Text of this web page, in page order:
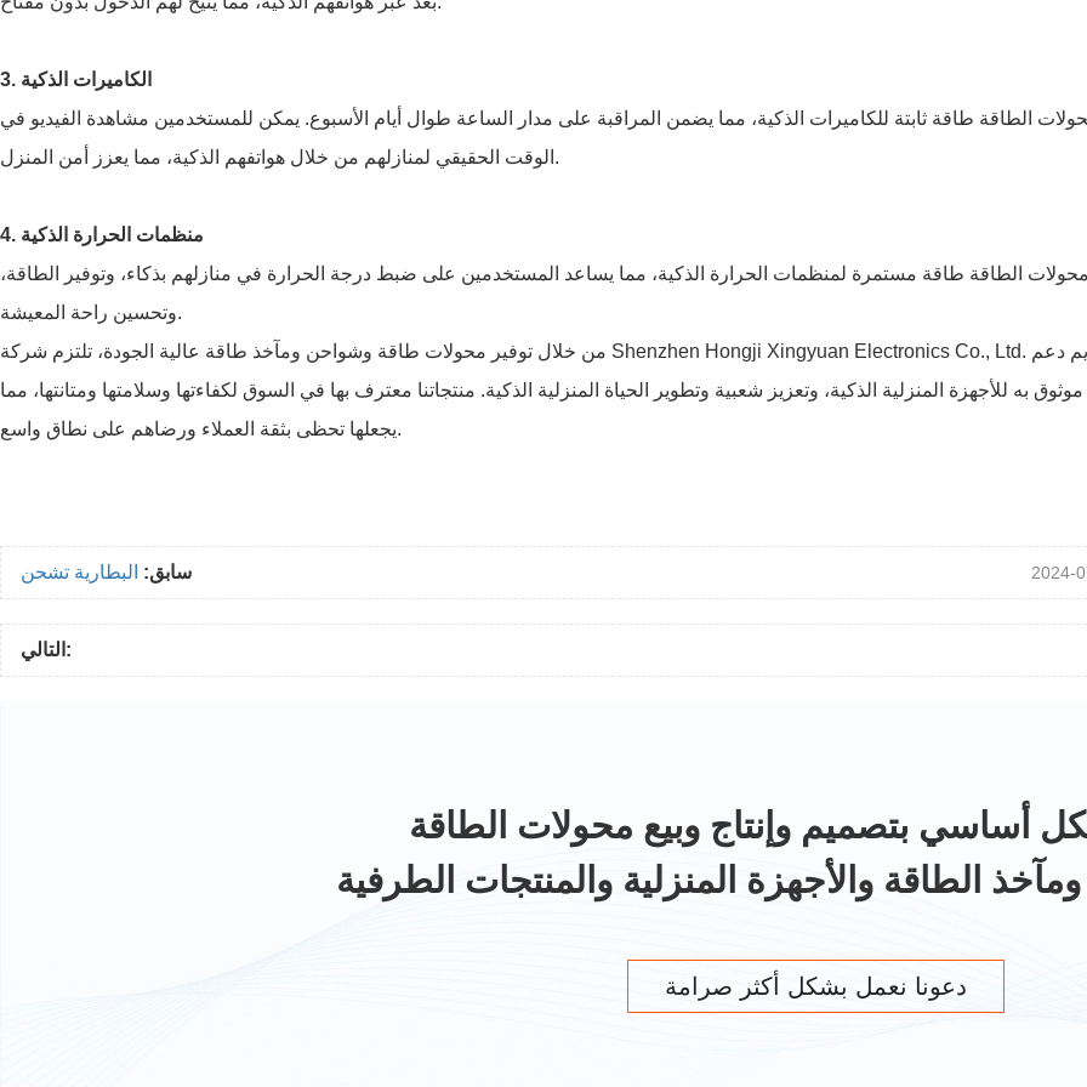
3. الكاميرات الذكية
الطاقة طاقة ثابتة للكاميرات الذكية، مما يضمن المراقبة على مدار الساعة طوال أيام الأسبوع. يمكن للمستخدمين مشاهدة الفيديو في
الوقت الحقيقي لمنازلهم من خلال هواتفهم الذكية، مما يعزز أمن المنزل.
4. منظمات الحرارة الذكية
الطاقة طاقة مستمرة لمنظمات الحرارة الذكية، مما يساعد المستخدمين على ضبط درجة الحرارة في منازلهم بذكاء، وتوفير الطاقة،
وتحسين راحة المعيشة.
من خلال توفير محولات طاقة وشواحن ومآخذ طاقة عالية الجودة، تلتزم شركة Shenzhen Hongji Xingyuan Electronics Co., Ltd. بتقديم دعم
به للأجهزة المنزلية الذكية، وتعزيز شعبية وتطوير الحياة المنزلية الذكية. منتجاتنا معترف بها في السوق لكفاءتها وسلامتها ومتانتها، مما
يجعلها تحظى بثقة العملاء ورضاهم على نطاق واسع.
سابق: البطارية تشحن 2024-
التالي:
الطاقة والأجهزة المنزلية والمنتجات الطرفية
دعونا نعمل بشكل أكثر صرامة